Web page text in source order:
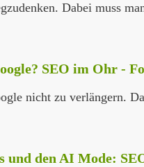
Dabei muss
SEO im Ohr -
nicht zu verlängern.
und den AI Mode: